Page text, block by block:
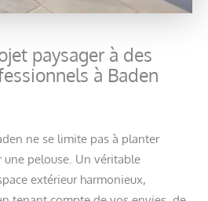
paysager à des
à Baden
ne se limite pas à planter
une pelouse. Un véritable
extérieur harmonieux,